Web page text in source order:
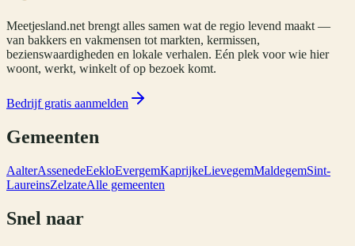
Meetjesland.net brengt alles samen wat de regio levend maakt —
van bakkers en vakmensen tot markten, kermissen,
bezienswaardigheden en lokale verhalen. Eén plek voor wie hier
woont, werkt, winkelt of op bezoek komt.
Bedrijf gratis aanmelden
Gemeenten
AalterAssenedeEekloEvergemKaprijkeLievegemMaldegemSint-
LaureinsZelzateAlle gemeenten
Snel naar